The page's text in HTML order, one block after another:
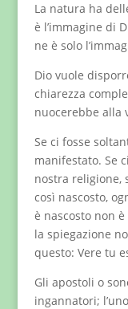
La natura ha
è l’immagine di
ne è solo
Dio vuole
chiarezza
nuocerebbe alla
Se ci fosse
manifestato. Se
nostra religione,
così nascosto,
è nascosto non
la spiegazione
questo: Vere tu
Gli apostoli o
ingannatori;